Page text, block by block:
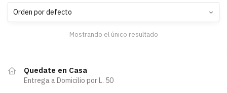
Mostrando el único resultado
Quedate en Casa
Entrega a Domicilio por L. 50